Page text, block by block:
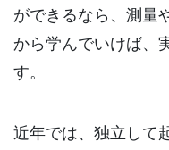
ができるなら、測量
から学んでいけば、
す。
近年では、独立して